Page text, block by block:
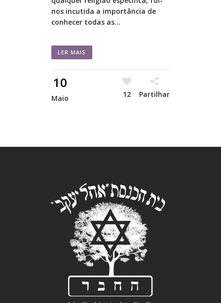
nos incutida a importância de
conhecer todas as...
LER MAIS
10
Maio 12 Partilhar